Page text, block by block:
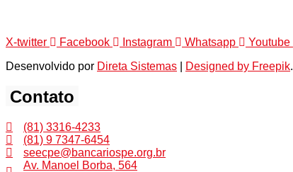
X-twitter Facebook Instagram Whatsapp
Youtube
Desenvolvido por Direta Sistemas Designed by Freepik.
Contato
(81) 3316-4233
(81) 9 7347-6454
seecpe@bancariospe.org.br
Av. Manoel Borba, 564